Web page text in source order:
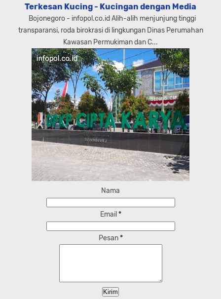
Terkesan Kucing - Kucingan dengan Media
Bojonegoro - infopol.co.id Alih-alih menjunjung tinggi
transparansi, roda birokrasi di lingkungan Dinas Perumahan
Kawasan Permukiman dan C...
Nama
Email *
Pesan*